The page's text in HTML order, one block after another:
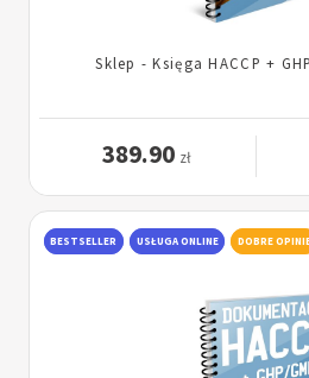
Sklep - Księga HACCP +
389.90 zł
BESTSELLER USŁUGA ONLINE DOBRE